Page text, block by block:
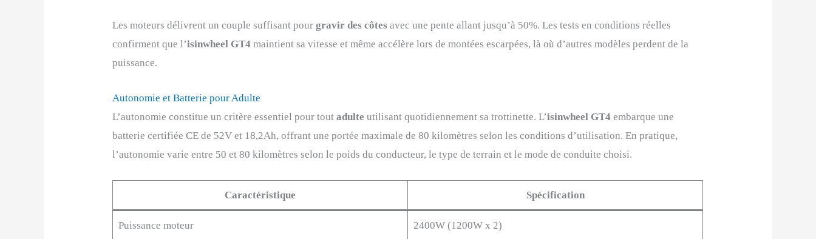
Les moteurs délivrent un couple suffisant pourgravir des côtes avec une pente allant jusqu’à 50%. Les tests en conditions réelles
confirment que l’isinwheel GT4 maintient sa vitesse et même accélère lors de montées escarpées, là où d’autres modèles perdent de la
puissance.​
Autonomie et Batterie pour Adulte
L’autonomie constitue un critère essentiel pour toutadulte utilisant quotidiennement sa trottinette. L’isinwheel GT4 embarque une
batterie certifiée CE de 52V et 18,2Ah, offrant une portée maximale de 80 kilomètres selon les conditions d’utilisation. En pratique,
l’autonomie varie entre 50 et 80 kilomètres selon le poids du conducteur, le type de terrain et le mode de conduite choisi.
Caractéristique Spécification
Puissance moteur 2400W (1200W x 2)